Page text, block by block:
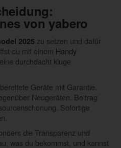
von yabero
2025 zu setzen und dafür
du mit einem Handy
durchdacht kluge
Geräte mit Garantie.
Neugeräten. Beitrag
Sofortige
die Transparenz und
was du bekommst, und kannst